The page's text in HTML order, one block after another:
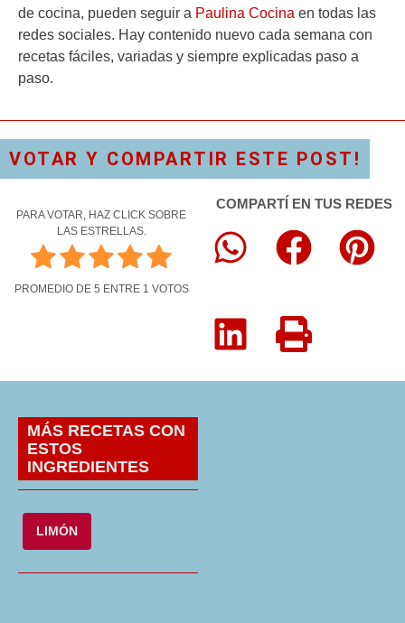
de cocina, pueden seguir a Paulina Cocina en todas las
redes sociales. Hay contenido nuevo cada semana con
recetas fáciles, variadas y siempre explicadas paso a
paso.
VOTAR Y COMPARTIR ESTE POST!
PARA VOTAR, HAZ CLICK SOBRE
LAS ESTRELLAS.
PROMEDIO DE 5 ENTRE 1 VOTOS
COMPARTÍ EN TUS REDES
MÁS RECETAS CON
ESTOS
INGREDIENTES
LIMÓN